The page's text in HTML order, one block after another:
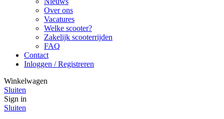
Over ons
Vacatures
Welke scooter?
Zakelijk scooterrijden
FAQ
Contact
Inloggen / Registreren
Winkelwagen
Sluiten
Sign in
Sluiten